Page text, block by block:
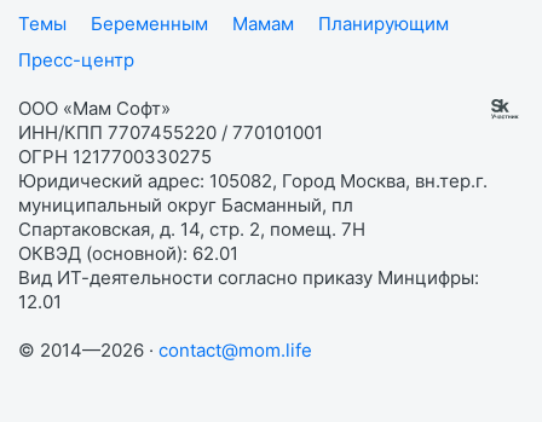
Темы
Беременным Мамам
Планирующим
Пресс-центр
ООО «Мам Софт»
ИНН/КПП 7707455220 / 770101001
ОГРН 1217700330275
Юридический адрес: 105082, Город Москва, вн.тер.г.
муниципальный округ Басманный, пл
Спартаковская, д. 14, стр. 2, помещ. 7Н
ОКВЭД (основной): 62.01
Вид ИТ-деятельности согласно приказу Минцифры:
12.01
© 2014—2026 · contact@mom.life